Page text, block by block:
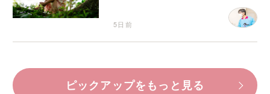
5日前
ピックアップをもっと見る